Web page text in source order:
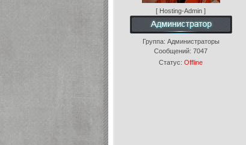
[ Hosting-Admin ]
Группа: Администраторы
Сообщений: 7047
Статус: Offline